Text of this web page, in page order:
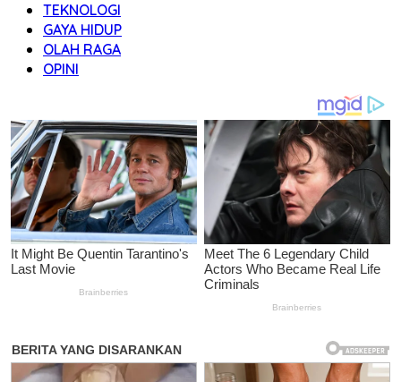
TEKNOLOGI
GAYA HIDUP
OLAH RAGA
OPINI